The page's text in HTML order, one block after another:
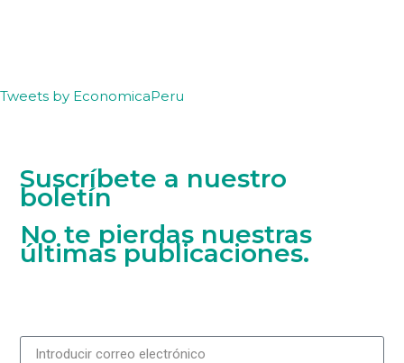
Tweets by EconomicaPeru
Suscríbete a nuestro
boletín
No te pierdas nuestras
últimas publicaciones.